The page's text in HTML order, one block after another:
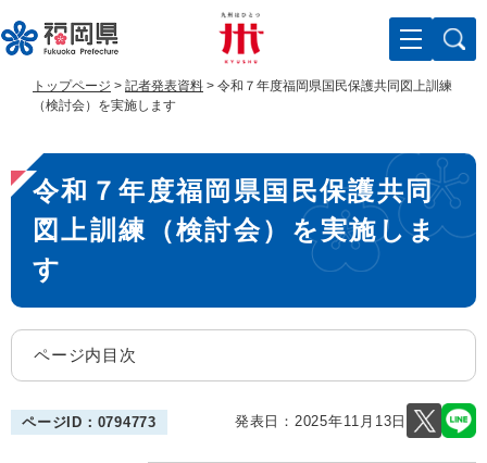
ー
ジ
す
。
ニ
ュ
し
て
トップページ > 記者発表資料 > 令和７年度福岡県国民保護共同図上訓練
（検討会）を実施します
本
文
令和７年度福岡県国民保護共同
図上訓練（検討会）を実施しま
す
ページ内目次
ページID：0794773 発表日： 2025年11月13日